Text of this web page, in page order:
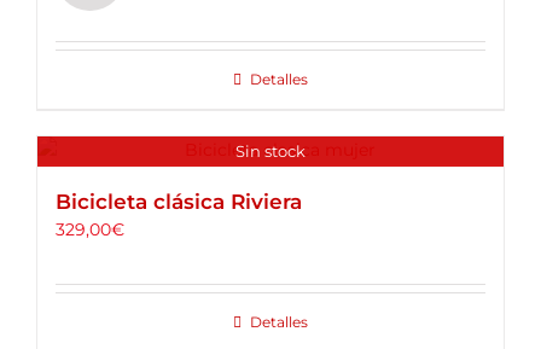
Detalles
Sin stock
Bicicleta clásica Riviera
329,00€
Detalles